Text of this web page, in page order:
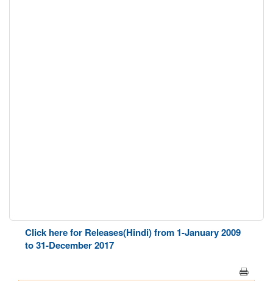
Click here for Releases(Hindi) from 1-January 2009
to 31-December 2017